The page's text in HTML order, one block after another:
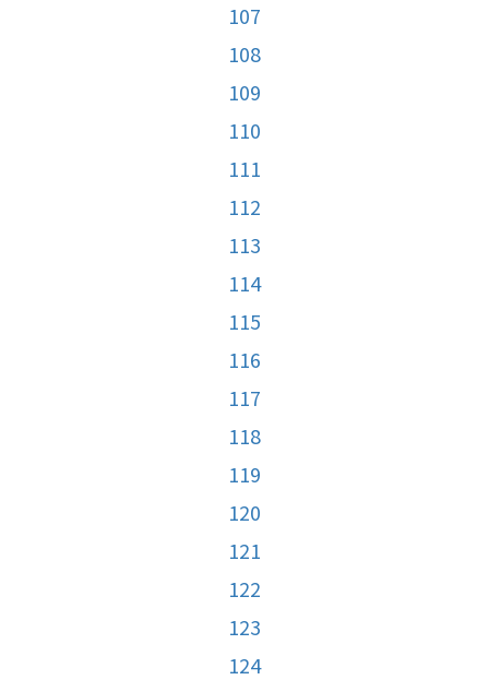
107
108
109
110
111
112
113
114
115
116
117
118
119
120
121
122
123
124